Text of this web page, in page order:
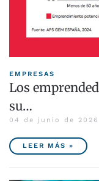
EMPRESAS
Los
su…
04 de junio de 2026
LEER MÁS »